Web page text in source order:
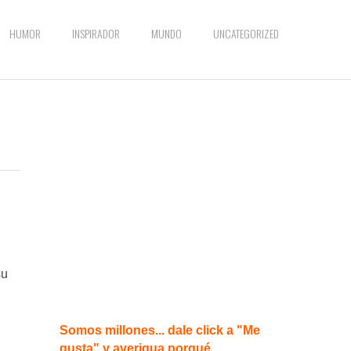
HUMOR INSPIRADOR MUNDO UNCATEGORIZED
Somos millones... dale click a "Me
gusta" y averigua porqué